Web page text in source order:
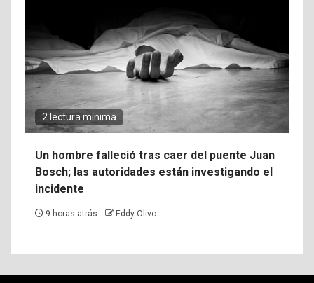
2 lectura mínima
Un hombre falleció tras caer del puente Juan
Bosch; las autoridades están investigando el
incidente
9 horas atrás Eddy Olivo